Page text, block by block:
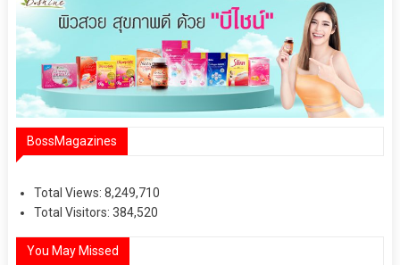
BossMagazines
Total Views: 8,249,710
Total Visitors: 384,520
You May Missed